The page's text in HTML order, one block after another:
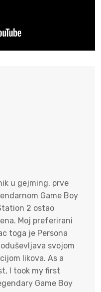
u gejming, prve
Game Boy
2 ostao
Moj preferirani
toga je Persona
svojom
likova. As a
I took my first
Game Boy